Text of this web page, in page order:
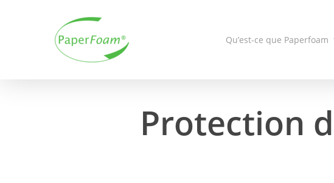
Qu’est-ce que Paperfoam
Protection